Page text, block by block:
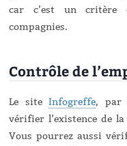
car c’est un critère
compagnies.
Contrôle de
Le siteInfogreffe, par
vérifier l’existence de
Vous pourrez aussi